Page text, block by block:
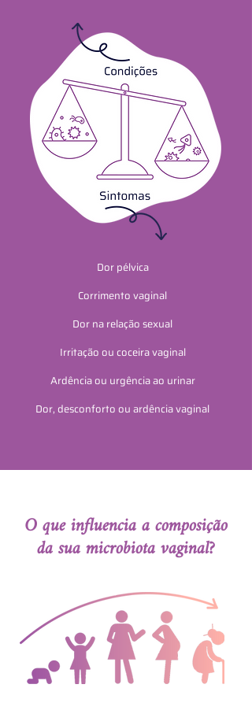
Dor pélvica
Corrimento vaginal
Dor na relação sexual
Irritação ou coceira vaginal
Ardência ou urgência ao urinar
Dor, desconforto ou ardência vaginal
O que influencia a composição
da sua microbiota vaginal?